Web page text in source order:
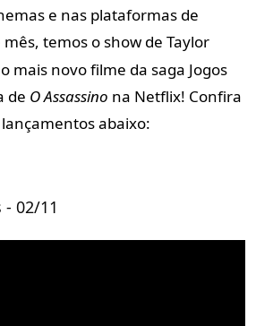
e nas plataformas de
mês, temos o show de Taylor
mais novo filme da saga Jogos
de O Assassino na Netflix! Confira
abaixo:
02/11